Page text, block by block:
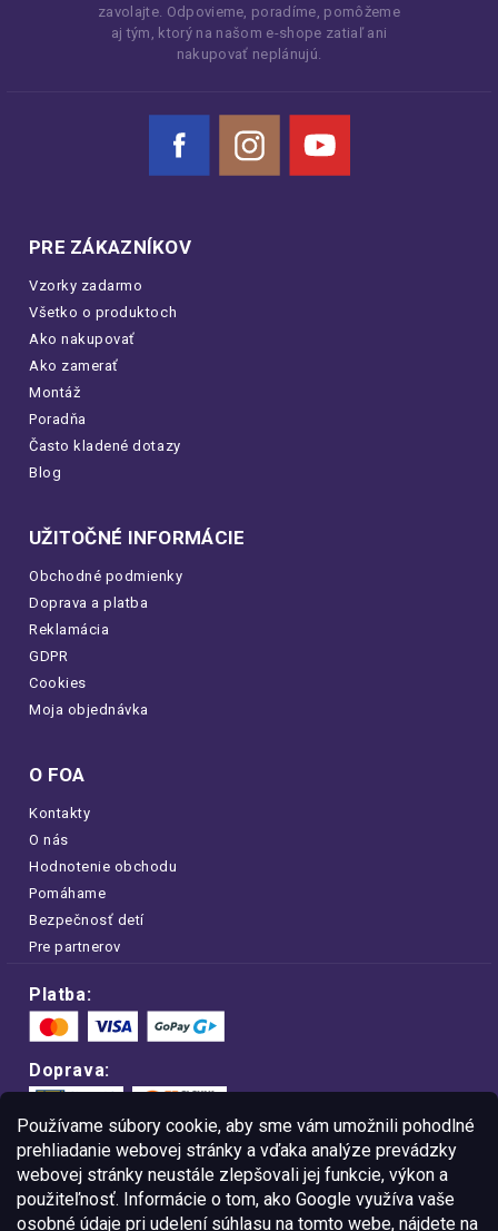
Používame súbory cookie, aby sme vám umožnili pohodlné
prehliadanie webovej stránky a vďaka analýze prevádzky
webovej stránky neustále zlepšovali jej funkcie, výkon a
použiteľnosť. Informácie o tom, ako Google využíva vaše
osobné údaje pri udelení súhlasu na tomto webe, nájdete na
zavolajte. Odpovieme, poradíme, pomôžeme
aj tým, ktorý na našom e-shope zatiaľ ani
nakupovať neplánujú.
Facebook Instagram YouTube
PRE ZÁKAZNÍKOV
Vzorky zadarmo
Všetko o produktoch
Ako nakupovať
Ako zamerať
Montáž
Poradňa
Často kladené dotazy
Blog
UŽITOČNÉ INFORMÁCIE
Obchodné podmienky
Doprava a platba
Reklamácia
GDPR
Cookies
Moja objednávka
O FOA
Kontakty
O nás
Hodnotenie obchodu
Pomáhame
Bezpečnosť detí
Pre partnerov
Platba:
Doprava:
Nakupujte na FOA bezpečne a bez obáv.
Vďaka protokolu HTTPS sú vaše citlivé
dáta v úplnom bezpečí.